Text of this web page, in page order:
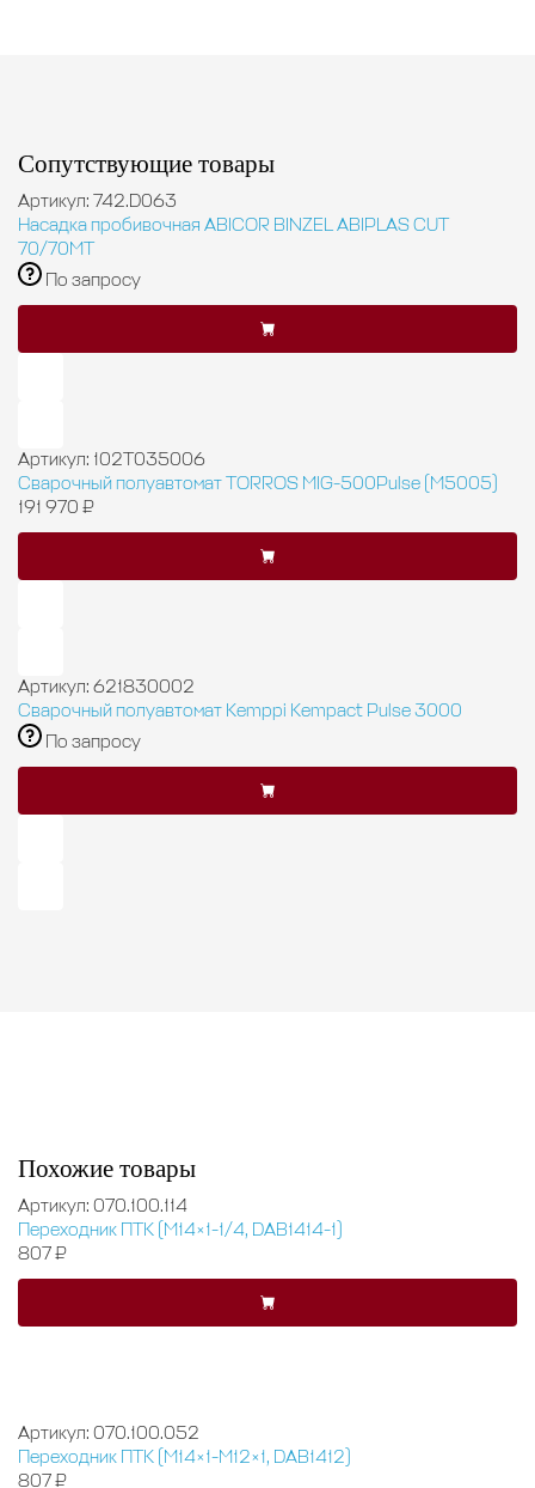
Сопутствующие товары
Артикул: 742.D063
Насадка пробивочная ABICOR BINZEL ABIPLAS CUT
70/70МТ
По запросу
Артикул: 102Т035006
Сварочный полуавтомат TORROS MIG-500Pulse (M5005)
191 970 ₽
Артикул: 621830002
Сварочный полуавтомат Kemppi Kempact Pulse 3000
По запросу
Похожие товары
Артикул: 070.100.114
Переходник ПТК (M14×1-1/4, DAB1414-1)
807 ₽
Артикул: 070.100.052
Переходник ПТК (M14×1-M12×1, DAB1412)
807 ₽